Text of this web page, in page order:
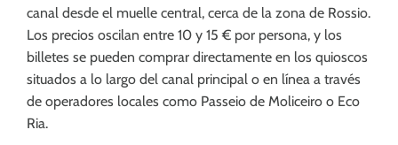
canal desde el muelle central, cerca de la zona de Rossio.
Los precios oscilan entre 10 y 15 € por persona, y los
billetes se pueden comprar directamente en los quioscos
situados a lo largo del canal principal o en línea a través
de operadores locales como Passeio de Moliceiro o Eco
Ria.